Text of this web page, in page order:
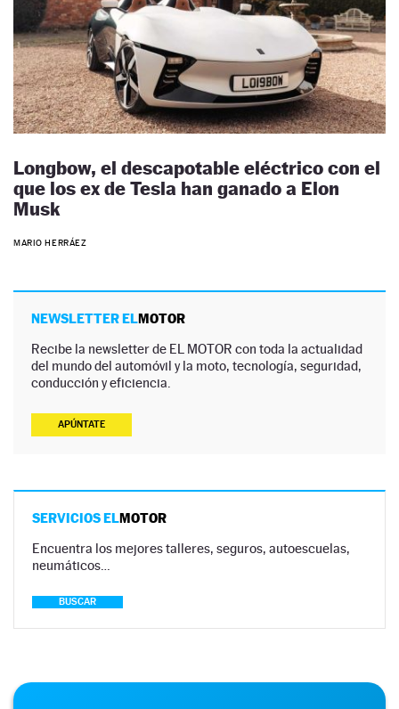
Longbow, el descapotable eléctrico con el
que los ex de Tesla han ganado a Elon
Musk
MARIO HERRÁEZ
NEWSLETTER ELMOTOR
Recibe la newsletter de EL MOTOR con toda la actualidad
del mundo del automóvil y la moto, tecnología, seguridad,
conducción y eficiencia.
APÚNTATE
SERVICIOS ELMOTOR
Encuentra los mejores talleres, seguros, autoescuelas,
neumáticos…
BUSCAR